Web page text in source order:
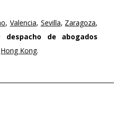
, Valencia, Sevilla, Zaragoza,
despacho de abogados
Hong Kong.